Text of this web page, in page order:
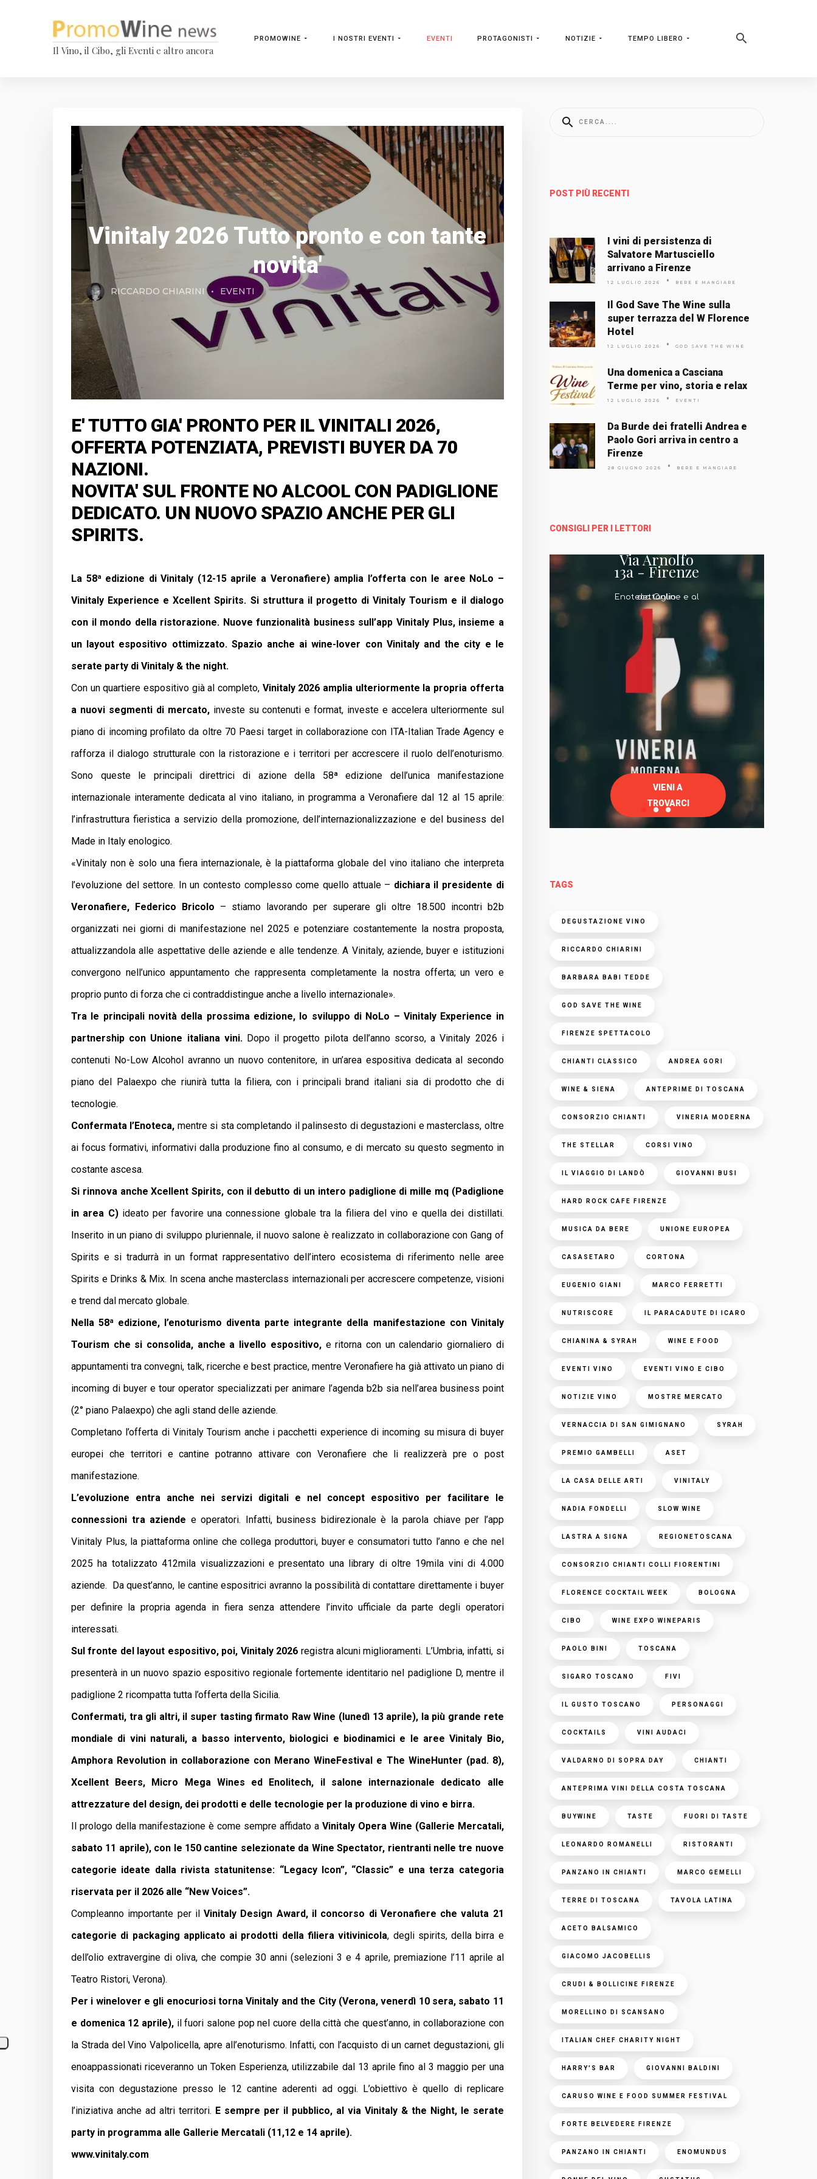
Il Vino, il Cibo, gli Eventi e altro ancora
PROMOWINE I NOSTRI EVENTI EVENTI PROTAGONISTI NOTIZIE TEMPO LIBERO
Vinitaly 2026 Tutto pronto e con tante
novita'
RICCARDO CHIARINI EVENTI
E' TUTTO GIA' PRONTO PER IL VINITALI 2026,
OFFERTA POTENZIATA, PREVISTI BUYER DA 70
NAZIONI.
NOVITA' SUL FRONTE NO ALCOOL CON PADIGLIONE
DEDICATO. UN NUOVO SPAZIO ANCHE PER GLI
SPIRITS.
La 58ª edizione di Vinitaly (12-15 aprile a Veronafiere) amplia l’offerta con le aree NoLo –
Vinitaly Experience e Xcellent Spirits. Si struttura il progetto di Vinitaly Tourism e il dialogo
con il mondo della ristorazione. Nuove funzionalità business sull’app Vinitaly Plus, insieme a
un layout espositivo ottimizzato. Spazio anche ai wine-lover con Vinitaly and the city e le
serate party di Vinitaly & the night.
Con un quartiere espositivo già al completo, Vinitaly 2026 amplia ulteriormente la propria offerta
a nuovi segmenti di mercato, investe su contenuti e format, investe e accelera ulteriormente sul
piano di incoming profilato da oltre 70 Paesi target in collaborazione con ITA-Italian Trade Agency e
rafforza il dialogo strutturale con la ristorazione e i territori per accrescere il ruolo dell’enoturismo.
Sono queste le principali direttrici di azione della 58ª edizione dell’unica manifestazione
internazionale interamente dedicata al vino italiano, in programma a Veronafiere dal 12 al 15 aprile:
l’infrastruttura fieristica a servizio della promozione, dell’internazionalizzazione e del business del
Made in Italy enologico.
«Vinitaly non è solo una fiera internazionale, è la piattaforma globale del vino italiano che interpreta
l’evoluzione del settore. In un contesto complesso come quello attuale – dichiara il presidente di
Veronafiere, Federico Bricolo – stiamo lavorando per superare gli oltre 18.500 incontri b2b
organizzati nei giorni di manifestazione nel 2025 e potenziare costantemente la nostra proposta,
attualizzandola alle aspettative delle aziende e alle tendenze. A Vinitaly, aziende, buyer e istituzioni
convergono nell’unico appuntamento che rappresenta completamente la nostra offerta; un vero e
proprio punto di forza che ci contraddistingue anche a livello internazionale».
Tra le principali novità della prossima edizione, lo sviluppo di NoLo – Vinitaly Experience in
partnership con Unione italiana vini.Dopo il progetto pilota dell’anno scorso, a Vinitaly 2026 i
contenuti No-Low Alcohol avranno un nuovo contenitore, in un’area espositiva dedicata al secondo
piano del Palaexpo che riunirà tutta la filiera, con i principali brand italiani sia di prodotto che di
tecnologie.
Confermata l’Enoteca, mentre si sta completando il palinsesto di degustazioni e masterclass, oltre
ai focus formativi, informativi dalla produzione fino al consumo, e di mercato su questo segmento in
costante ascesa.
Si rinnova anche Xcellent Spirits, con il debutto di un intero padiglione di mille mq (Padiglione
in area C)ideato per favorire una connessione globale tra la filiera del vino e quella dei distillati.
Inserito in un piano di sviluppo pluriennale, il nuovo salone è realizzato in collaborazione con Gang of
Spirits e si tradurrà in un format rappresentativo dell’intero ecosistema di riferimento nelle aree
Spirits e Drinks & Mix. In scena anche masterclass internazionali per accrescere competenze, visioni
e trend dal mercato globale.
Nella 58ª edizione, l’enoturismo diventa parte integrante della manifestazione con Vinitaly
Tourism che si consolida, anche a livello espositivo,e ritorna con un calendario giornaliero di
appuntamenti tra convegni, talk, ricerche e best practice, mentre Veronafiere ha già attivato un piano di
incoming di buyer e tour operator specializzati per animare l’agenda b2b sia nell’area business point
(2° piano Palaexpo) che agli stand delle aziende.
Completano l’offerta di Vinitaly Tourism anche i pacchetti experience di incoming su misura di buyer
europei che territori e cantine potranno attivare con Veronafiere che li realizzerà pre o post
manifestazione.
L’evoluzione entra anche nei servizi digitali e nel concept espositivo per facilitare le
connessioni tra aziende e operatori. Infatti, business bidirezionale è la parola chiave per l’app
Vinitaly Plus, la piattaforma online che collega produttori, buyer e consumatori tutto l’anno e che nel
2025 ha totalizzato 412mila visualizzazioni e presentato una library di oltre 19mila vini di 4.000
aziende. Da quest’anno, le cantine espositrici avranno la possibilità di contattare direttamente i buyer
per definire la propria agenda in fiera senza attendere l’invito ufficiale da parte degli operatori
interessati.
Sul fronte del layout espositivo, poi, Vinitaly 2026 registra alcuni miglioramenti. L’Umbria, infatti, si
presenterà in un nuovo spazio espositivo regionale fortemente identitario nel padiglione D, mentre il
padiglione 2 ricompatta tutta l’offerta della Sicilia.
Confermati, tra gli altri, il super tasting firmato Raw Wine (lunedì 13 aprile), la più grande rete
mondiale di vini naturali, a basso intervento, biologici e biodinamici e le aree Vinitaly Bio,
Amphora Revolution in collaborazione con Merano WineFestival e The WineHunter (pad. 8),
Xcellent Beers, Micro Mega Wines ed Enolitech, il salone internazionale dedicato alle
attrezzature del design, dei prodotti e delle tecnologie per la produzione di vino e birra.
Il prologo della manifestazione è come sempre affidato a Vinitaly Opera Wine (Gallerie Mercatali,
sabato 11 aprile), con le 150 cantine selezionate da Wine Spectator, rientranti nelle tre nuove
categorie ideate dalla rivista statunitense: “Legacy Icon”, “Classic” e una terza categoria
riservata per il 2026 alle “New Voices”.
Compleanno importante per ilVinitaly Design Award, il concorso di Veronafiere che valuta 21
categorie di packaging applicato ai prodotti della filiera vitivinicola, degli spirits, della birra e
dell’olio extravergine di oliva, che compie 30 anni (selezioni 3 e 4 aprile, premiazione l’11 aprile al
Teatro Ristori, Verona).
Per i winelover e gli enocuriosi torna Vinitaly and the City (Verona, venerdì 10 sera, sabato 11
e domenica 12 aprile), il fuori salone pop nel cuore della città che quest’anno, in collaborazione con
la Strada del Vino Valpolicella, apre all’enoturismo. Infatti, con l’acquisto di un carnet degustazioni, gli
enoappassionati riceveranno un Token Esperienza, utilizzabile dal 13 aprile fino al 3 maggio per una
visita con degustazione presso le 12 cantine aderenti ad oggi. L’obiettivo è quello di replicare
l’iniziativa anche ad altri territori. E sempre per il pubblico, al via Vinitaly & the Night, le serate
party in programma alle Gallerie Mercatali (11,12 e 14 aprile).
www.vinitaly.com
POST PIÙ RECENTI
I vini di persistenza di
Salvatore Martusciello
arrivano a Firenze
12 LUGLIO 2026 BERE E MANGIARE
Il God Save The Wine sulla
super terrazza del W Florence
Hotel
12 LUGLIO 2026 GOD SAVE THE WINE
Una domenica a Casciana
Terme per vino, storia e relax
12 LUGLIO 2026 EVENTI
Da Burde dei fratelli Andrea e
Paolo Gori arriva in centro a
Firenze
28 GIUGNO 2026 BERE E MANGIARE
CONSIGLI PER I LETTORI
Via Arnolfo
13a - Firenze
Enoteca Online e al dettaglio
VIENI A
TROVARCI
TAGS
DEGUSTAZIONE VINO
RICCARDO CHIARINI
BARBARA BABI TEDDE
GOD SAVE THE WINE
FIRENZE SPETTACOLO
CHIANTI CLASSICO ANDREA GORI
WINE & SIENA ANTEPRIME DI TOSCANA
CONSORZIO CHIANTI VINERIA MODERNA
THE STELLAR CORSI VINO
IL VIAGGIO DI LANDÒ GIOVANNI BUSI
HARD ROCK CAFE FIRENZE
MUSICA DA BERE UNIONE EUROPEA
CASASETARO CORTONA
EUGENIO GIANI MARCO FERRETTI
NUTRISCORE IL PARACADUTE DI ICARO
CHIANINA & SYRAH WINE E FOOD
EVENTI VINO EVENTI VINO E CIBO
NOTIZIE VINO MOSTRE MERCATO
VERNACCIA DI SAN GIMIGNANO SYRAH
PREMIO GAMBELLI ASET
LA CASA DELLE ARTI VINITALY
NADIA FONDELLI SLOW WINE
LASTRA A SIGNA REGIONETOSCANA
CONSORZIO CHIANTI COLLI FIORENTINI
FLORENCE COCKTAIL WEEK BOLOGNA
CIBO WINE EXPO WINEPARIS
PAOLO BINI TOSCANA
SIGARO TOSCANO FIVI
IL GUSTO TOSCANO PERSONAGGI
COCKTAILS VINI AUDACI
VALDARNO DI SOPRA DAY CHIANTI
ANTEPRIMA VINI DELLA COSTA TOSCANA
BUYWINE TASTE FUORI DI TASTE
LEONARDO ROMANELLI RISTORANTI
PANZANO IN CHIANTI MARCO GEMELLI
TERRE DI TOSCANA TAVOLA LATINA
ACETO BALSAMICO
GIACOMO JACOBELLIS
CRUDI & BOLLICINE FIRENZE
MORELLINO DI SCANSANO
ITALIAN CHEF CHARITY NIGHT
HARRY'S BAR GIOVANNI BALDINI
CARUSO WINE E FOOD SUMMER FESTIVAL
FORTE BELVEDERE FIRENZE
PANZANO IN CHIANTI ENOMUNDUS